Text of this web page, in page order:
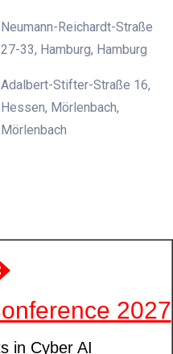
Neumann-Reichardt-Straße
27-33, Hamburg, Hamburg
Adalbert-Stifter-Straße 16,
Hessen, Mörlenbach,
Mörlenbach